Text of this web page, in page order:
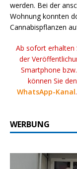
werden. Bei der
Wohnung konnten
Cannabispflanzen
Ab sofort erhalten
der
Smartphone
können Sie
WhatsApp-Kanal
WERBUNG